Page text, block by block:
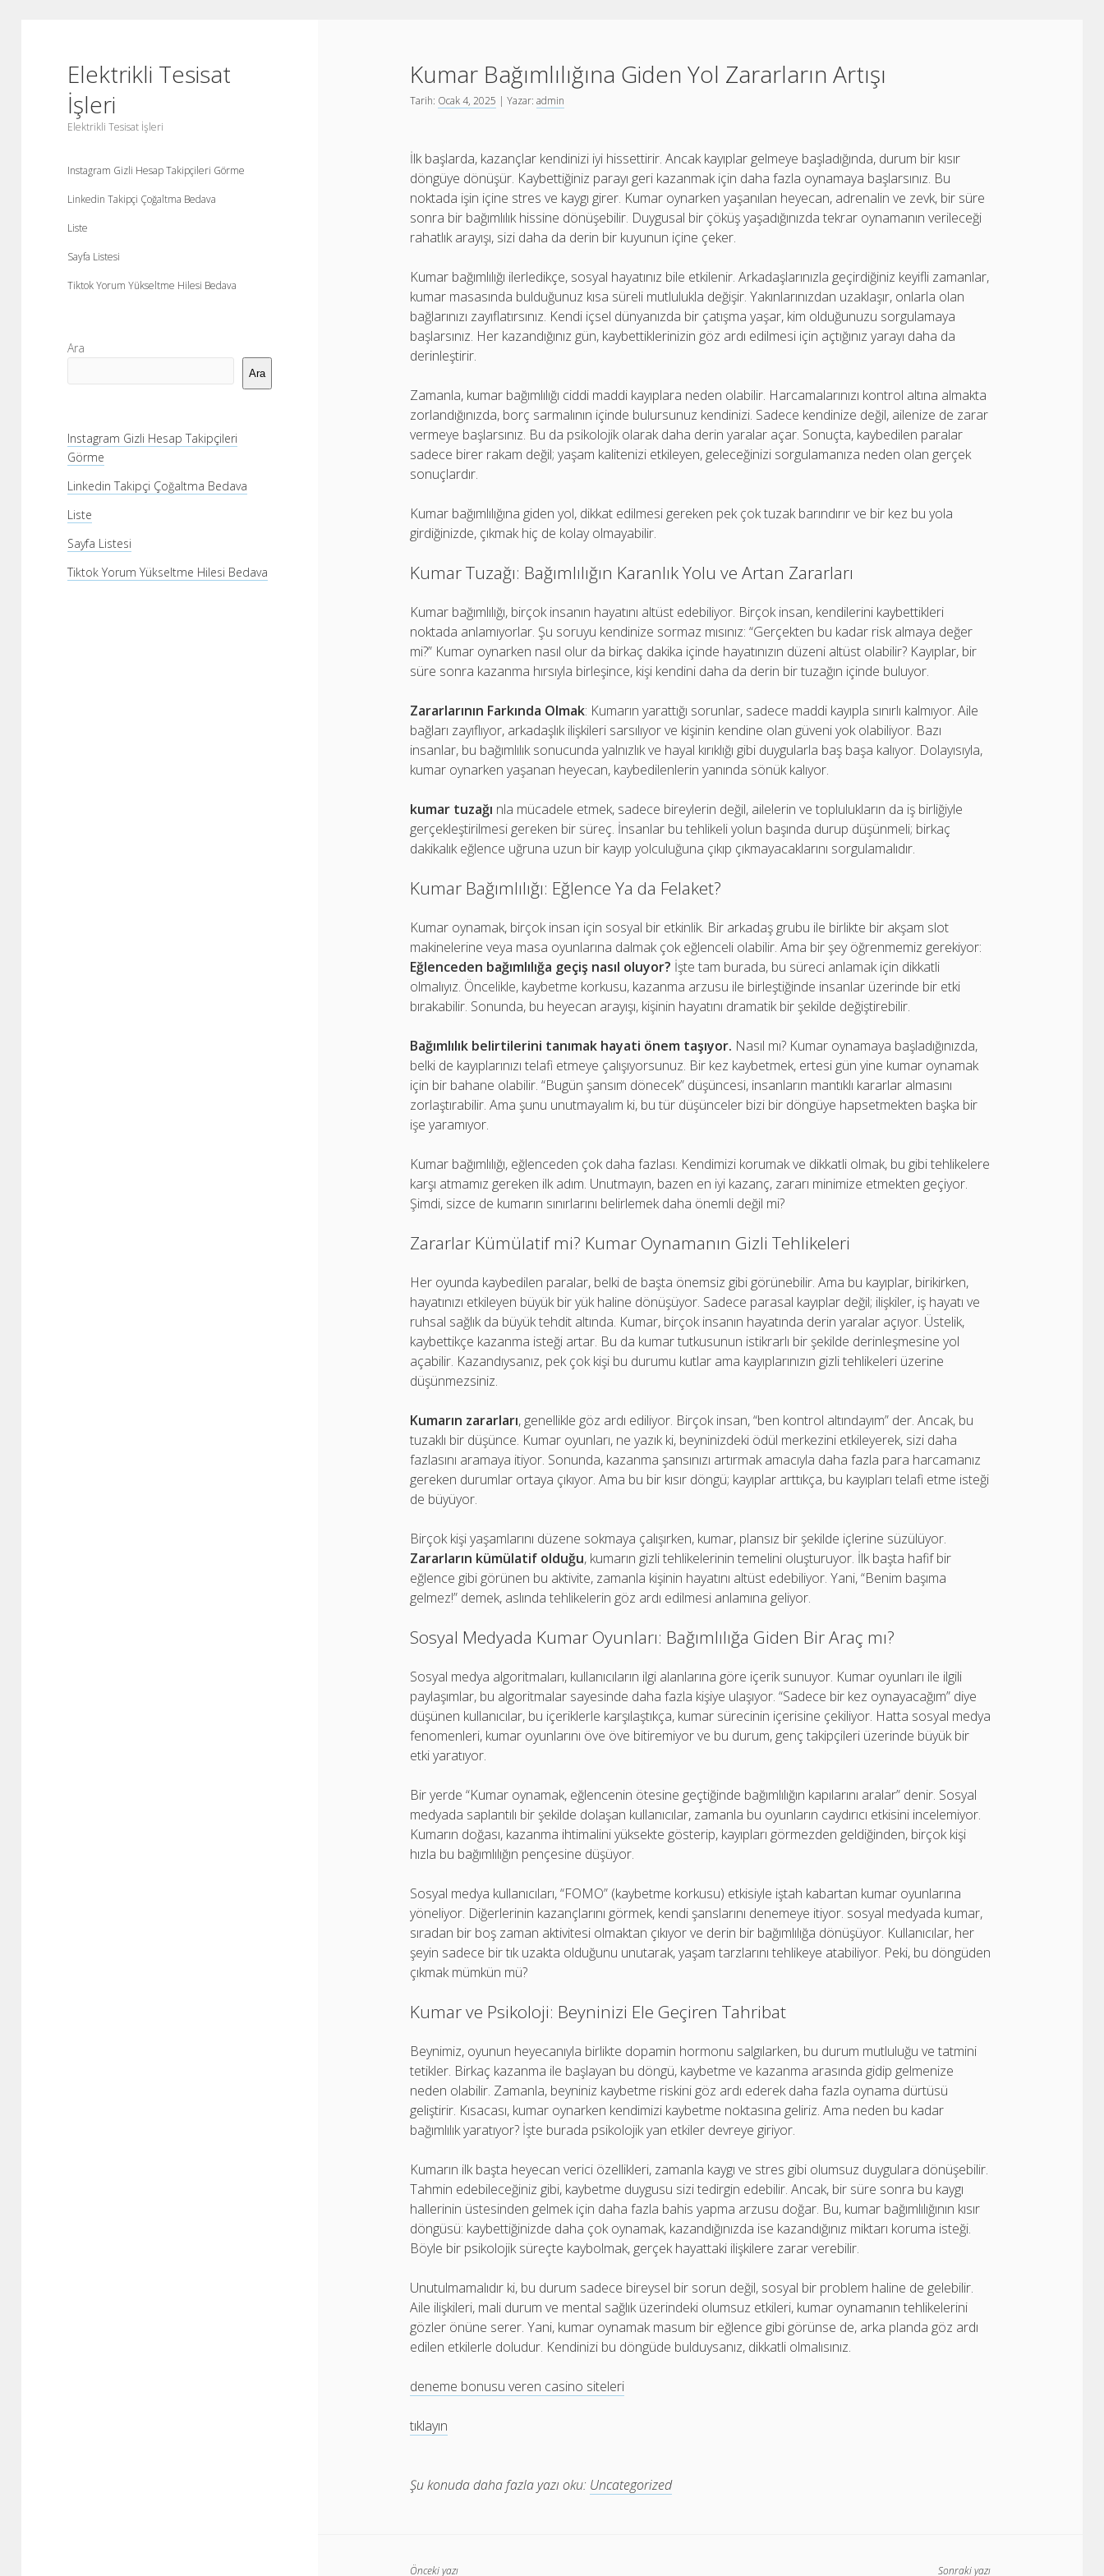
Elektrikli Tesisat
İşleri
Elektrikli Tesisat İşleri
Instagram Gizli Hesap Takipçileri Görme
Linkedin Takipçi Çoğaltma Bedava
Liste
Sayfa Listesi
Tiktok Yorum Yükseltme Hilesi Bedava
Yan
Menü
Ara
Ara
Instagram Gizli Hesap Takipçileri
Görme
Linkedin Takipçi Çoğaltma Bedava
Liste
Sayfa Listesi
Tiktok Yorum Yükseltme Hilesi Bedava
Kumar Bağımlılığına Giden Yol Zararların Artışı
Tarih: Ocak 4, 2025 | Yazar:admin
İlk başlarda, kazançlar kendinizi iyi hissettirir. Ancak kayıplar gelmeye başladığında, durum bir kısır
döngüye dönüşür. Kaybettiğiniz parayı geri kazanmak için daha fazla oynamaya başlarsınız. Bu
noktada işin içine stres ve kaygı girer. Kumar oynarken yaşanılan heyecan, adrenalin ve zevk, bir süre
sonra bir bağımlılık hissine dönüşebilir. Duygusal bir çöküş yaşadığınızda tekrar oynamanın verileceği
rahatlık arayışı, sizi daha da derin bir kuyunun içine çeker.
Kumar bağımlılığı ilerledikçe, sosyal hayatınız bile etkilenir. Arkadaşlarınızla geçirdiğiniz keyifli zamanlar,
kumar masasında bulduğunuz kısa süreli mutlulukla değişir. Yakınlarınızdan uzaklaşır, onlarla olan
bağlarınızı zayıflatırsınız. Kendi içsel dünyanızda bir çatışma yaşar, kim olduğunuzu sorgulamaya
başlarsınız. Her kazandığınız gün, kaybettiklerinizin göz ardı edilmesi için açtığınız yarayı daha da
derinleştirir.
Zamanla, kumar bağımlılığı ciddi maddi kayıplara neden olabilir. Harcamalarınızı kontrol altına almakta
zorlandığınızda, borç sarmalının içinde bulursunuz kendinizi. Sadece kendinize değil, ailenize de zarar
vermeye başlarsınız. Bu da psikolojik olarak daha derin yaralar açar. Sonuçta, kaybedilen paralar
sadece birer rakam değil; yaşam kalitenizi etkileyen, geleceğinizi sorgulamanıza neden olan gerçek
sonuçlardır.
Kumar bağımlılığına giden yol, dikkat edilmesi gereken pek çok tuzak barındırır ve bir kez bu yola
girdiğinizde, çıkmak hiç de kolay olmayabilir.
Kumar Tuzağı: Bağımlılığın Karanlık Yolu ve Artan Zararları
Kumar bağımlılığı, birçok insanın hayatını altüst edebiliyor. Birçok insan, kendilerini kaybettikleri
noktada anlamıyorlar. Şu soruyu kendinize sormaz mısınız: “Gerçekten bu kadar risk almaya değer
mi?” Kumar oynarken nasıl olur da birkaç dakika içinde hayatınızın düzeni altüst olabilir? Kayıplar, bir
süre sonra kazanma hırsıyla birleşince, kişi kendini daha da derin bir tuzağın içinde buluyor.
Zararlarının Farkında Olmak: Kumarın yarattığı sorunlar, sadece maddi kayıpla sınırlı kalmıyor. Aile
bağları zayıflıyor, arkadaşlık ilişkileri sarsılıyor ve kişinin kendine olan güveni yok olabiliyor. Bazı
insanlar, bu bağımlılık sonucunda yalnızlık ve hayal kırıklığı gibi duygularla baş başa kalıyor. Dolayısıyla,
kumar oynarken yaşanan heyecan, kaybedilenlerin yanında sönük kalıyor.
kumar tuzağı nla mücadele etmek, sadece bireylerin değil, ailelerin ve toplulukların da iş birliğiyle
gerçekleştirilmesi gereken bir süreç. İnsanlar bu tehlikeli yolun başında durup düşünmeli; birkaç
dakikalık eğlence uğruna uzun bir kayıp yolculuğuna çıkıp çıkmayacaklarını sorgulamalıdır.
Kumar Bağımlılığı: Eğlence Ya da Felaket?
Kumar oynamak, birçok insan için sosyal bir etkinlik. Bir arkadaş grubu ile birlikte bir akşam slot
makinelerine veya masa oyunlarına dalmak çok eğlenceli olabilir. Ama bir şey öğrenmemiz gerekiyor:
Eğlenceden bağımlılığa geçiş nasıl oluyor? İşte tam burada, bu süreci anlamak için dikkatli
olmalıyız. Öncelikle, kaybetme korkusu, kazanma arzusu ile birleştiğinde insanlar üzerinde bir etki
bırakabilir. Sonunda, bu heyecan arayışı, kişinin hayatını dramatik bir şekilde değiştirebilir.
Bağımlılık belirtilerini tanımak hayati önem taşıyor. Nasıl mı? Kumar oynamaya başladığınızda,
belki de kayıplarınızı telafi etmeye çalışıyorsunuz. Bir kez kaybetmek, ertesi gün yine kumar oynamak
için bir bahane olabilir. “Bugün şansım dönecek” düşüncesi, insanların mantıklı kararlar almasını
zorlaştırabilir. Ama şunu unutmayalım ki, bu tür düşünceler bizi bir döngüye hapsetmekten başka bir
işe yaramıyor.
Kumar bağımlılığı, eğlenceden çok daha fazlası. Kendimizi korumak ve dikkatli olmak, bu gibi tehlikelere
karşı atmamız gereken ilk adım. Unutmayın, bazen en iyi kazanç, zararı minimize etmekten geçiyor.
Şimdi, sizce de kumarın sınırlarını belirlemek daha önemli değil mi?
Zararlar Kümülatif mi? Kumar Oynamanın Gizli Tehlikeleri
Her oyunda kaybedilen paralar, belki de başta önemsiz gibi görünebilir. Ama bu kayıplar, birikirken,
hayatınızı etkileyen büyük bir yük haline dönüşüyor. Sadece parasal kayıplar değil; ilişkiler, iş hayatı ve
ruhsal sağlık da büyük tehdit altında. Kumar, birçok insanın hayatında derin yaralar açıyor. Üstelik,
kaybettikçe kazanma isteği artar. Bu da kumar tutkusunun istikrarlı bir şekilde derinleşmesine yol
açabilir. Kazandıysanız, pek çok kişi bu durumu kutlar ama kayıplarınızın gizli tehlikeleri üzerine
düşünmezsiniz.
Kumarın zararları, genellikle göz ardı ediliyor. Birçok insan, “ben kontrol altındayım” der. Ancak, bu
tuzaklı bir düşünce. Kumar oyunları, ne yazık ki, beyninizdeki ödül merkezini etkileyerek, sizi daha
fazlasını aramaya itiyor. Sonunda, kazanma şansınızı artırmak amacıyla daha fazla para harcamanız
gereken durumlar ortaya çıkıyor. Ama bu bir kısır döngü; kayıplar arttıkça, bu kayıpları telafi etme isteği
de büyüyor.
Birçok kişi yaşamlarını düzene sokmaya çalışırken, kumar, plansız bir şekilde içlerine süzülüyor.
Zararların kümülatif olduğu, kumarın gizli tehlikelerinin temelini oluşturuyor. İlk başta hafif bir
eğlence gibi görünen bu aktivite, zamanla kişinin hayatını altüst edebiliyor. Yani, “Benim başıma
gelmez!” demek, aslında tehlikelerin göz ardı edilmesi anlamına geliyor.
Sosyal Medyada Kumar Oyunları: Bağımlılığa Giden Bir Araç mı?
Sosyal medya algoritmaları, kullanıcıların ilgi alanlarına göre içerik sunuyor. Kumar oyunları ile ilgili
paylaşımlar, bu algoritmalar sayesinde daha fazla kişiye ulaşıyor. “Sadece bir kez oynayacağım” diye
düşünen kullanıcılar, bu içeriklerle karşılaştıkça, kumar sürecinin içerisine çekiliyor. Hatta sosyal medya
fenomenleri, kumar oyunlarını öve öve bitiremiyor ve bu durum, genç takipçileri üzerinde büyük bir
etki yaratıyor.
Bir yerde “Kumar oynamak, eğlencenin ötesine geçtiğinde bağımlılığın kapılarını aralar” denir. Sosyal
medyada saplantılı bir şekilde dolaşan kullanıcılar, zamanla bu oyunların caydırıcı etkisini incelemiyor.
Kumarın doğası, kazanma ihtimalini yüksekte gösterip, kayıpları görmezden geldiğinden, birçok kişi
hızla bu bağımlılığın pençesine düşüyor.
Sosyal medya kullanıcıları, “FOMO” (kaybetme korkusu) etkisiyle iştah kabartan kumar oyunlarına
yöneliyor. Diğerlerinin kazançlarını görmek, kendi şanslarını denemeye itiyor. sosyal medyada kumar,
sıradan bir boş zaman aktivitesi olmaktan çıkıyor ve derin bir bağımlılığa dönüşüyor. Kullanıcılar, her
şeyin sadece bir tık uzakta olduğunu unutarak, yaşam tarzlarını tehlikeye atabiliyor. Peki, bu döngüden
çıkmak mümkün mü?
Kumar ve Psikoloji: Beyninizi Ele Geçiren Tahribat
Beynimiz, oyunun heyecanıyla birlikte dopamin hormonu salgılarken, bu durum mutluluğu ve tatmini
tetikler. Birkaç kazanma ile başlayan bu döngü, kaybetme ve kazanma arasında gidip gelmenize
neden olabilir. Zamanla, beyniniz kaybetme riskini göz ardı ederek daha fazla oynama dürtüsü
geliştirir. Kısacası, kumar oynarken kendimizi kaybetme noktasına geliriz. Ama neden bu kadar
bağımlılık yaratıyor? İşte burada psikolojik yan etkiler devreye giriyor.
Kumarın ilk başta heyecan verici özellikleri, zamanla kaygı ve stres gibi olumsuz duygulara dönüşebilir.
Tahmin edebileceğiniz gibi, kaybetme duygusu sizi tedirgin edebilir. Ancak, bir süre sonra bu kaygı
hallerinin üstesinden gelmek için daha fazla bahis yapma arzusu doğar. Bu, kumar bağımlılığının kısır
döngüsü: kaybettiğinizde daha çok oynamak, kazandığınızda ise kazandığınız miktarı koruma isteği.
Böyle bir psikolojik süreçte kaybolmak, gerçek hayattaki ilişkilere zarar verebilir.
Unutulmamalıdır ki, bu durum sadece bireysel bir sorun değil, sosyal bir problem haline de gelebilir.
Aile ilişkileri, mali durum ve mental sağlık üzerindeki olumsuz etkileri, kumar oynamanın tehlikelerini
gözler önüne serer. Yani, kumar oynamak masum bir eğlence gibi görünse de, arka planda göz ardı
edilen etkilerle doludur. Kendinizi bu döngüde bulduysanız, dikkatli olmalısınız.
deneme bonusu veren casino siteleri
tıklayın
Şu konuda daha fazla yazı oku: Uncategorized
Önceki yazı Sonraki yazı